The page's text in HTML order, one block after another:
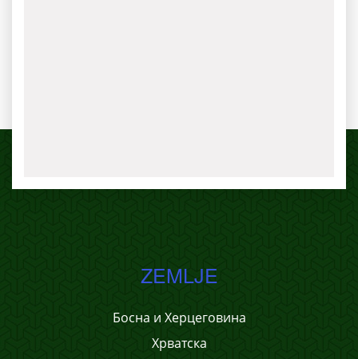
ZEMLJE
Босна и Херцеговина
Хрватска